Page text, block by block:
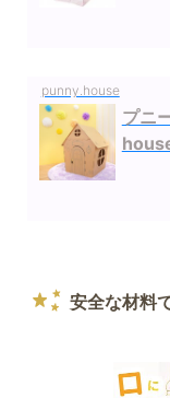
punny.house
プニ
安全な材料